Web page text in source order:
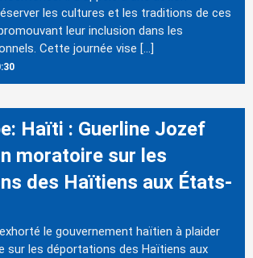
les cultures et les traditions de ces
leur inclusion dans les
Cette journée vise […]
Haïti : Guerline Jozef
moratoire sur les
des Haïtiens aux États-
le gouvernement haïtien à plaider
sur les déportations des Haïtiens aux